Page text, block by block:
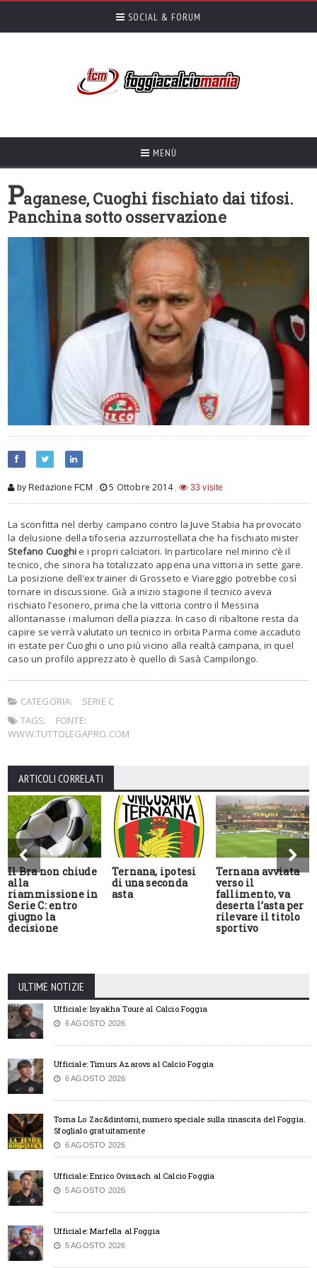
SOCIAL & FORUM
MENÙ
Paganese, Cuoghi fischiato dai tifosi.
Panchina sotto osservazione
by Redazione FCM , 5 Ottobre 2014, 33 visite
La sconfitta nel derby campano contro la Juve Stabia ha provocato
la delusione della tifoseria azzurrostellata che ha fischiato mister
Stefano Cuoghie i propri calciatori. In particolare nel mirino c’è il
tecnico, che sinora ha totalizzato appena una vittoria in sette gare.
La posizione dell’ex trainer di Grosseto e Viareggio potrebbe così
tornare in discussione. Già a inizio stagione il tecnico aveva
rischiato l’esonero, prima che la vittoria contro il Messina
allontanasse i malumori della piazza. In caso di ribaltone resta da
capire se verrà valutato un tecnico in orbita Parma come accaduto
in estate per Cuoghi o uno più vicino alla realtà campana, in quel
caso un profilo apprezzato è quello di Sasà Campilongo.
CATEGORIA:
SERIE C
TAGS:
FONTE:
WWW.TUTTOLEGAPRO.COM
ARTICOLI CORRELATI
Il Bra non chiude
alla
riammissione in
Serie C: entro
giugno la
decisione
Ternana, ipotesi
di una seconda
asta
Ternana avviata
verso il
fallimento, va
deserta l’asta per
rilevare il titolo
sportivo
ULTIME NOTIZIE
Ufficiale: Isyakha Tourè al Calcio Foggia
6 AGOSTO 2026
Ufficiale: Timurs Azarovs al Calcio Foggia
6 AGOSTO 2026
Torna Lo Zac&dintorni, numero speciale sulla rinascita del Foggia.
Sfoglialo gratuitamente
6 AGOSTO 2026
Ufficiale: Enrico Oviszach al Calcio Foggia
5 AGOSTO 2026
Ufficiale: Marfella al Foggia
5 AGOSTO 2026